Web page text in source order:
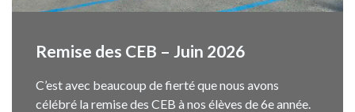
Remise des CEB – Juin 2026
C’est avec beaucoup de fierté que nous avons
célébré la remise des CEB à nos élèves de 6e année.